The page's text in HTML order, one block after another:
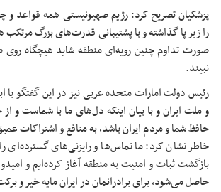
پزشکیان تصریح کرد: رژیم صهیونیستی همه قواعد و
را زیر پا گذاشته و با پشتیبانی قدرت‌های بزرگ
صورت تداوم چنین رویه‌ای منطقه شاید هیچگاه روی
نبیند.
رئیس دولت امارات متحده عربی نیز در این گفتگو با
و ملت ایران و با بیان اینکه دل‌های ما با شماست و
حافظ شما و مردم ایران باشد، به منافع و اشتراکات
خاطر نشان کرد: ما تماس‌ها و رایزنی‌های گسترده‌ای
بازگشت ثبات و امنیت به منطقه آغاز کرده‌ایم و
حاصل می‌شود، برای برادرانمان در ایران مایه خیر و